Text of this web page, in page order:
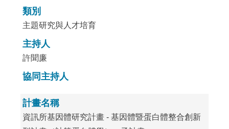
類別
主題研究與人才培育
主持人
許聞廉
協同主持人
計畫名稱
資訊所基因體研究計畫 - 基因體暨蛋白體整合創新